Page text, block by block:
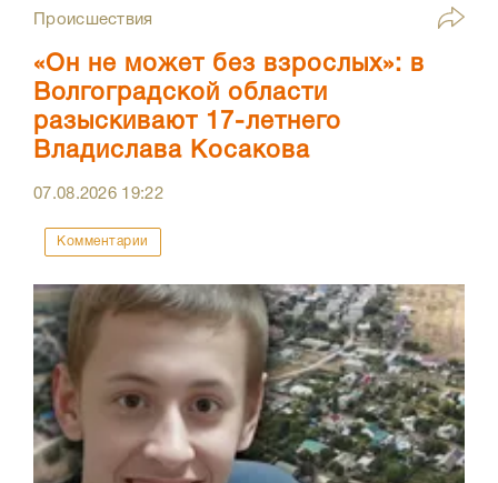
Происшествия
«Он не может без взрослых»: в
Волгоградской области
разыскивают 17-летнего
Владислава Косакова
07.08.2026 19:22
Комментарии